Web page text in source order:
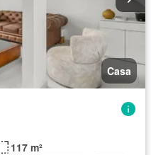
Casa
117 m²